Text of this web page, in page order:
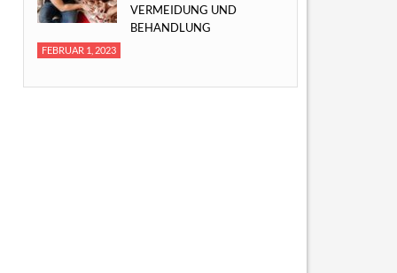
VERMEIDUNG UND
BEHANDLUNG
FEBRUAR 1, 2023